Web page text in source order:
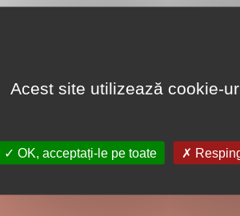
Acest site utilizează cookie-
OK, acceptați-le pe toate